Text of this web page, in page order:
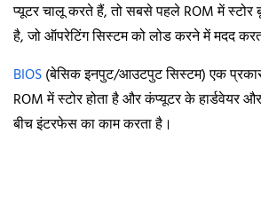
प्यूटर चालू करते हैं, तो सबसे पहले ROM में स्टोर
है, जो ऑपरेटिंग सिस्टम को लोड करने में मदद
BIOS(बेसिक इनपुट/आउटपुट सिस्टम) एक
ROM में स्टोर होता है और कंप्यूटर के हार्डवेयर
बीच इंटरफेस का काम करता है।